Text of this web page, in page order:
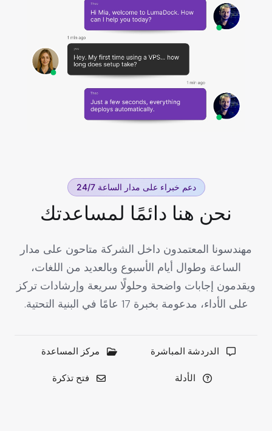
دعم خبراء على مدار الساعة 24/7
نحن هنا دائمًا لمساعدتك
مهندسونا المعتمدون داخل الشركة متاحون على مدار
الساعة وطوال أيام الأسبوع وبالعديد من اللغات،
ويقدمون إجابات واضحة وحلولًا سريعة وإرشادات تركز
على الأداء، مدعومة بخبرة 17 عامًا في البنية التحتية.
الدردشة المباشرة مركز المساعدة
الأدلة فتح تذكرة